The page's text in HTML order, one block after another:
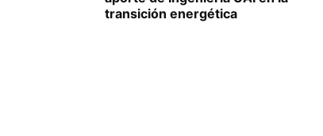
transición energética